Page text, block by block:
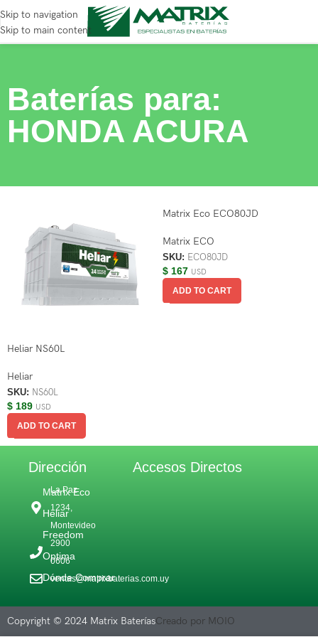
Skip to navigation
Skip to main content
Baterías para:
HONDA ACURA
Heliar NS60L
Heliar
SKU: NS60L
$ 189 USD
ADD TO CART
Matrix Eco ECO80JD
Matrix ECO
SKU: ECO80JD
$ 167 USD
ADD TO CART
Dirección
La Paz
1234,
Montevideo
2900
0606
ventas@matrixbaterias.com.uy
Accesos Directos
Matrix Eco
Heliar
Freedom
Optima
Dónde Comprar
Copyright © 2024 Matrix BateríasCreado por MOIO